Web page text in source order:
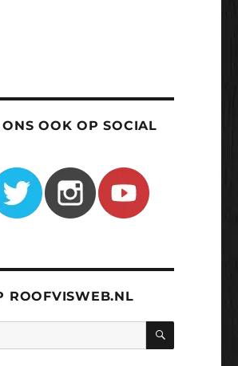
OOK OP SOCIAL
ROOFVISWEB.NL
ZOEKEN